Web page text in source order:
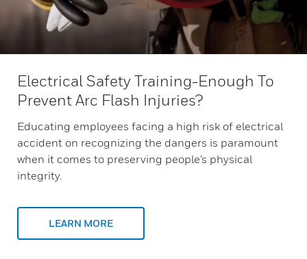
Electrical Safety Training-Enough To
Prevent Arc Flash Injuries?
Educating employees facing a high risk of electrical
accident on recognizing the dangers is paramount
when it comes to preserving people’s physical
integrity.
LEARN MORE